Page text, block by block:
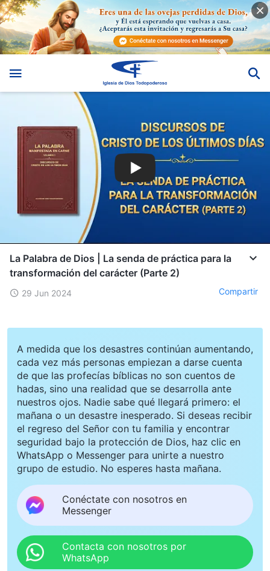
La Palabra de Dios | La senda de práctica para la
transformación del carácter (Parte 2)
29 Jun 2024 Compartir
A medida que los desastres continúan aumentando,
cada vez más personas empiezan a darse cuenta
de que las profecías bíblicas no son cuentos de
hadas, sino una realidad que se desarrolla ante
nuestros ojos. Nadie sabe qué llegará primero: el
mañana o un desastre inesperado. Si deseas recibir
el regreso del Señor con tu familia y encontrar
seguridad bajo la protección de Dios, haz clic en
WhatsApp o Messenger para unirte a nuestro
grupo de estudio. No esperes hasta mañana.
Conéctate con nosotros en
Messenger
Contacta con nosotros por
WhatsApp